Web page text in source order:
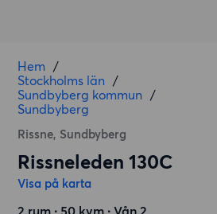
Hem /
Stockholms län /
Sundbyberg kommun /
Sundbyberg
Rissne, Sundbyberg
Rissneleden 130C
Visa på karta
2 rum ∙ 50 kvm ∙ Vån 2